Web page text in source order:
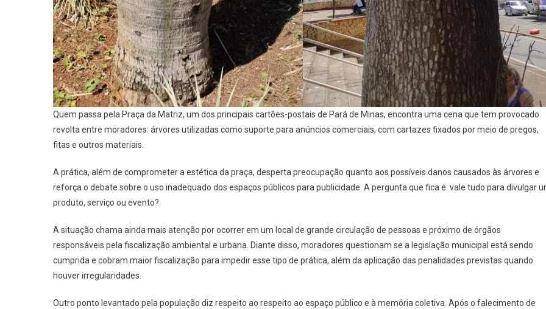
Quem passa pela Praça da Matriz, um dos principais cartões-postais de Pará de Minas, encontra uma cena que tem provocado
revolta entre moradores: árvores utilizadas como suporte para anúncios comerciais, com cartazes fixados por meio de pregos,
fitas e outros materiais.
A prática, além de comprometer a estética da praça, desperta preocupação quanto aos possíveis danos causados às árvores e
reforça o debate sobre o uso inadequado dos espaços públicos para publicidade. A pergunta que fica é: vale tudo para divulgar
produto, serviço ou evento?
A situação chama ainda mais atenção por ocorrer em um local de grande circulação de pessoas e próximo de órgãos
responsáveis pela fiscalização ambiental e urbana. Diante disso, moradores questionam se a legislação municipal está sendo
cumprida e cobram maior fiscalização para impedir esse tipo de prática, além da aplicação das penalidades previstas quando
houver irregularidades.
Outro ponto levantado pela população diz respeito ao respeito ao espaço público e à memória coletiva. Após o falecimento de